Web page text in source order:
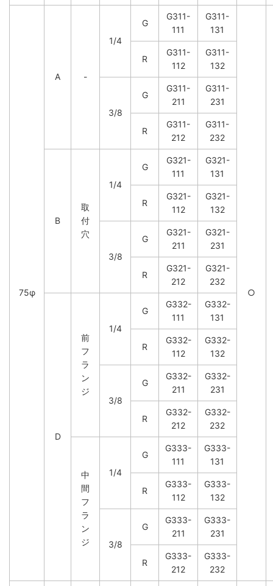
75φ
A -
1/4
G
G311-
111
G311-
131
○
R
G311-
112
G311-
132
3/8
G
G311-
211
G311-
231
R
G311-
212
G311-
232
B
取
付
穴
1/4
G
G321-
111
G321-
131
R
G321-
112
G321-
132
3/8
G
G321-
211
G321-
231
R
G321-
212
G321-
232
D
前
フ
ラ
ン
ジ
1/4
G
G332-
111
G332-
131
R
G332-
112
G332-
132
3/8
G
G332-
211
G332-
231
R
G332-
212
G332-
232
中
間
フ
ラ
ン
ジ
1/4
G
G333-
111
G333-
131
R
G333-
112
G333-
132
3/8
G
G333-
211
G333-
231
R
G333-
212
G333-
232